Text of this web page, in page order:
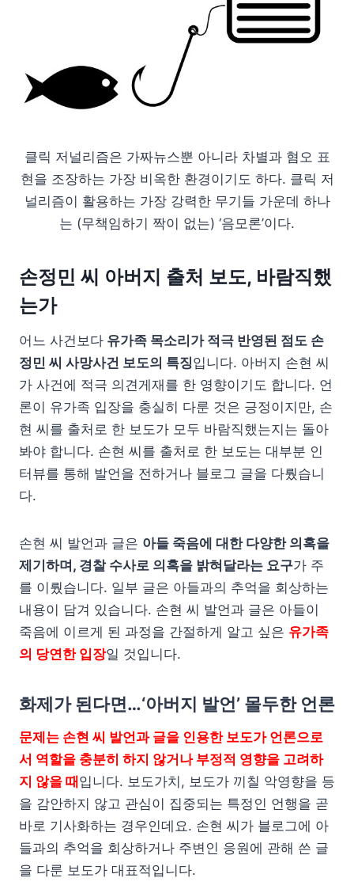
클릭 저널리즘은 가짜뉴스뿐 아니라 차별과 혐오 표
현을 조장하는 가장 비옥한 환경이기도 하다. 클릭 저
널리즘이 활용하는 가장 강력한 무기들 가운데 하나
는 (무책임하기 짝이 없는) ‘음모론’이다.
손정민 씨 아버지 출처 보도, 바람직했
는가
어느 사건보다 유가족 목소리가 적극 반영된 점도 손
정민 씨 사망사건 보도의 특징입니다. 아버지 손현 씨
가 사건에 적극 의견게재를 한 영향이기도 합니다. 언
론이 유가족 입장을 충실히 다룬 것은 긍정이지만, 손
현 씨를 출처로 한 보도가 모두 바람직했는지는 돌아
봐야 합니다. 손현 씨를 출처로 한 보도는 대부분 인
터뷰를 통해 발언을 전하거나 블로그 글을 다뤘습니
다.
손현 씨 발언과 글은 아들 죽음에 대한 다양한 의혹을
제기하며, 경찰 수사로 의혹을 밝혀달라는 요구가 주
를 이뤘습니다. 일부 글은 아들과의 추억을 회상하는
내용이 담겨 있습니다. 손현 씨 발언과 글은 아들이
죽음에 이르게 된 과정을 간절하게 알고 싶은 유가족
의 당연한 입장일 것입니다.
화제가 된다면…‘아버지 발언’ 몰두한 언론
문제는 손현 씨 발언과 글을 인용한 보도가 언론으로
서 역할을 충분히 하지 않거나 부정적 영향을 고려하
지 않을 때 입니다. 보도가치, 보도가 끼칠 악영향을 등
을 감안하지 않고 관심이 집중되는 특정인 언행을 곧
바로 기사화하는 경우인데요. 손현 씨가 블로그에 아
들과의 추억을 회상하거나 주변인 응원에 관해 쓴 글
을 다룬 보도가 대표적입니다.